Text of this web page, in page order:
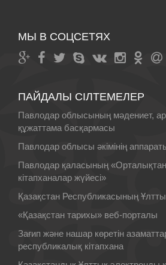
МЫ В СОЦСЕТЯХ
ПАЙДАЛЫ СІЛТЕМЕЛЕР
Павлодар облысының мәдениет,
құжаттама басқармасы
Павлодар облысы әкімінің
Павлодар қаласының
кітапханалар жүйесі»
Қазақстан Республикасының
«Қазақстан тарихы» веб-порталы
Зағип және нашар көретін
республикалық кітапхана